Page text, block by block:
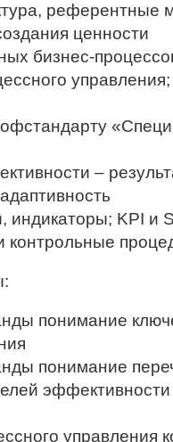
референтные
ценности
бизнес-
–
индикаторы; KPI и
контрольные
понимание
понимание
управления